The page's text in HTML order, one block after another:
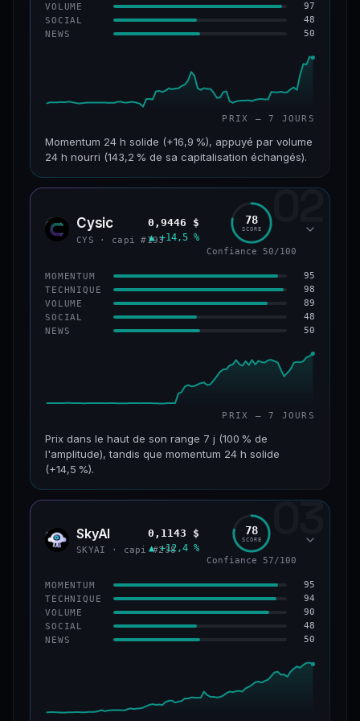
VOLUME 97
SOCIAL 48
NEWS 50
PRIX — 7 JOURS
Momentum 24 h solide (+16,9 %), appuyé par volume
24 h nourri (143,2 % de sa capitalisation échangés).
CAP. MARCHÉ VOLUME 24 H
VAR. 7 J VAR. 30 J
−10,2 %
VS ATH
−42,1 %
CONFIANCE 43/100
02
CYS Cysic
CYS · capi #193
0,9446 $
▲ +14,5 %
78
SCORE
Confiance 50/100
MOMENTUM 95
TECHNIQUE 98
VOLUME 89
SOCIAL 48
NEWS 50
PRIX — 7 JOURS
Prix dans le haut de son range 7 j (100 % de
l'amplitude), tandis que momentum 24 h solide
(+14,5 %).
CAP. MARCHÉ VOLUME 24 H
VAR. 7 J VAR. 30 J
+211,4 %
VS ATH
−3,2 % #193
CONFIANCE 50/100
03
SKYA SkyAI
SKYAI · capi #238
0,1143 $
▲ +12,4 %
78
SCORE
Confiance 57/100
MOMENTUM 95
TECHNIQUE 94
VOLUME 90
SOCIAL 48
NEWS 50